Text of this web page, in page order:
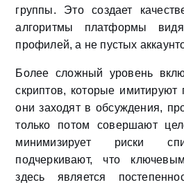
группы. Это создает
алгоритмы платформы
профилей, а не пустых
Более сложный уровень
скриптов, которые имитируют
они заходят в обсуждения,
только потом совершают
минимизирует риски
подчеркивают, что
здесь является